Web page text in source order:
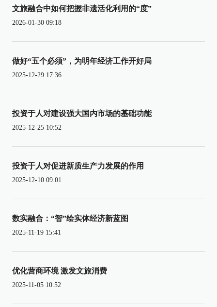
文旅融合中如何把握非遗活化利用的“度”
2026-01-30 09:18
做好“五个必须”，为明年经济工作开好局
2025-12-29 17:36
投资于人对建设强大国内市场的基础功能
2025-12-25 10:52
投资于人对促进新质生产力发展的作用
2025-12-10 09:01
数实融合：“智”绘实体经济新蓝图
2025-11-19 15:41
优化营商环境 激发文旅消费
2025-11-05 10:52